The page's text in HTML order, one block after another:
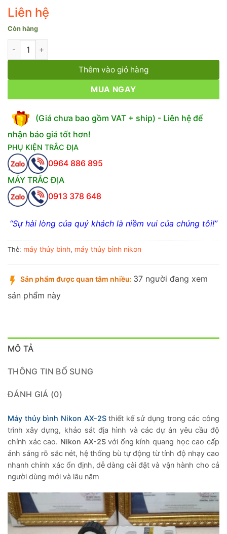
Liên hệ
Còn hàng
Máy thủy bình Nikon AX-2S số lượng
Thêm vào giỏ hàng
MUA NGAY
(Giá chưa bao gồm VAT + ship) - Liên hệ để
nhận báo giá tốt hơn!
PHỤ KIỆN TRẮC ĐỊA
0964 886 895
MÁY TRẮC ĐỊA
0913 378 648
“Sự hài lòng của quý khách là niềm vui của chúng tôi!”
Thẻ: máy thủy bình, máy thủy bình nikon
Sản phẩm được quan tâm nhiều: 37 người đang xem
sản phẩm này
MÔ TẢ
THÔNG TIN BỔ SUNG
ĐÁNH GIÁ (0)
Máy thủy bình Nikon AX-2Sthiết kế sử dụng trong các công
trình xây dựng, khảo sát địa hình và các dự án yêu cầu độ
chính xác cao. Nikon AX-2Svới ống kính quang học cao cấp
ảnh sáng rõ sắc nét, hệ thống bù tự động từ tính độ nhạy cao
nhanh chính xác ổn định, dễ dàng cài đặt và vận hành cho cả
người dùng mới và lâu năm